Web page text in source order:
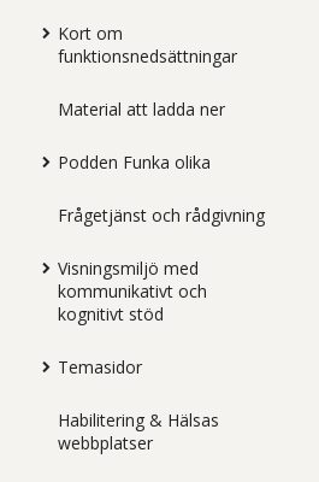
Kort om
funktionsnedsättningar
Material att ladda ner
Podden Funka olika
Frågetjänst och rådgivning
Visningsmiljö med
kommunikativt och
kognitivt stöd
Temasidor
Habilitering & Hälsas
webbplatser